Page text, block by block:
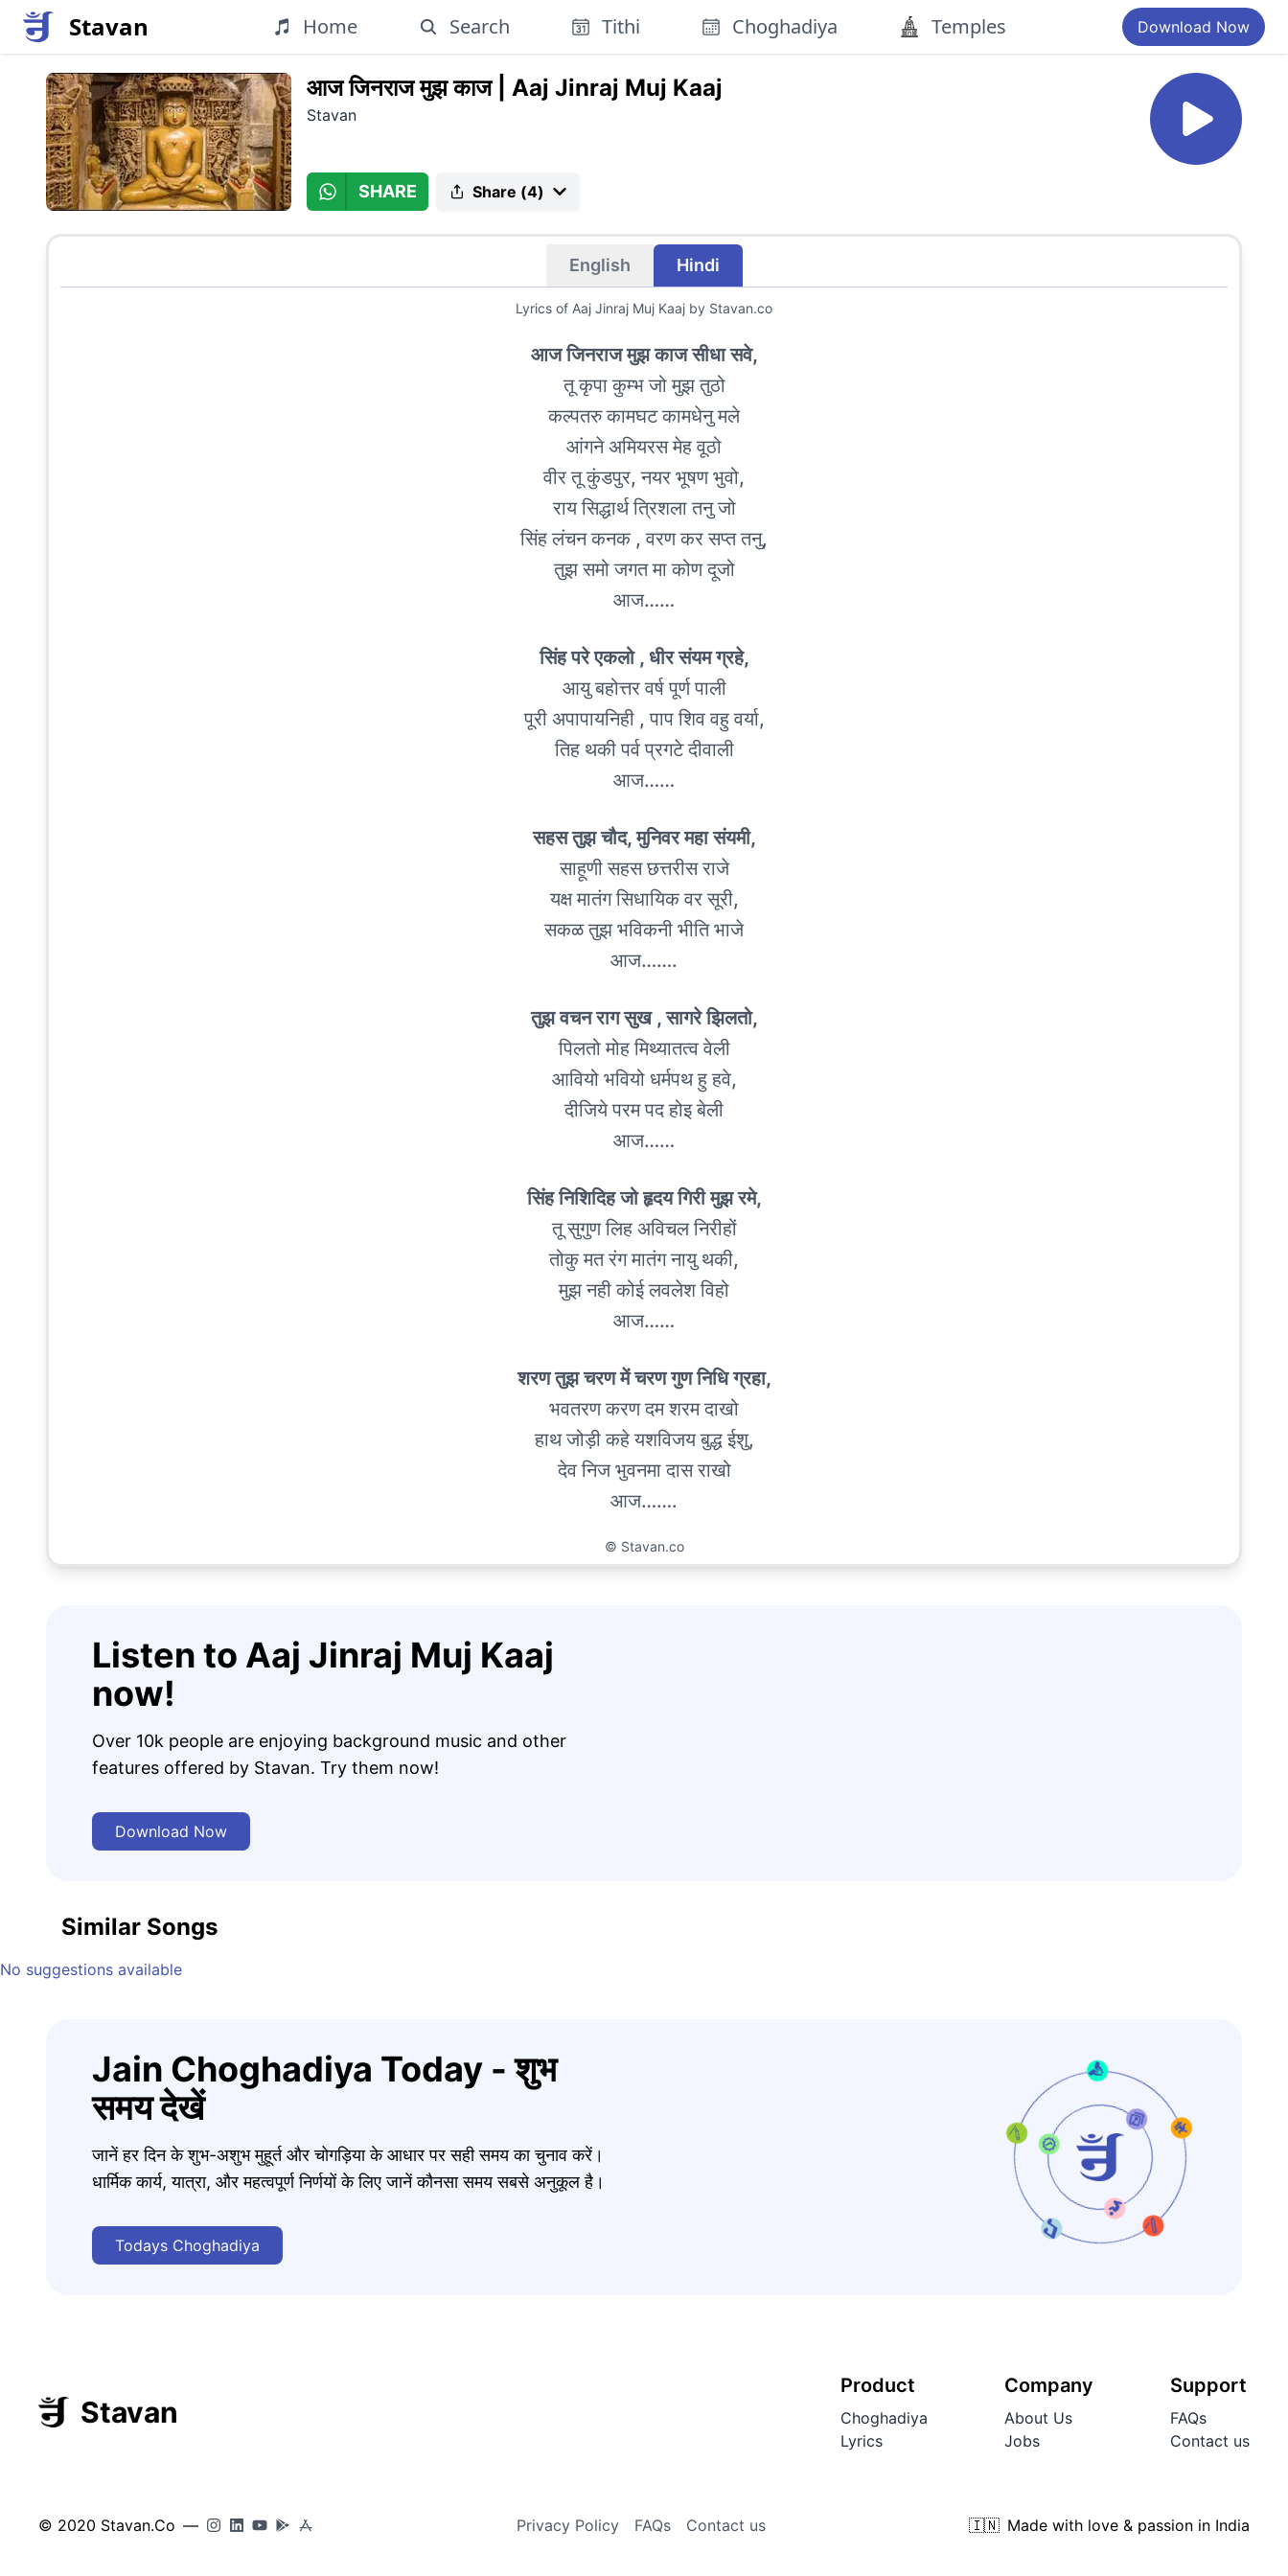
Stavan Home Search Tithi Choghadiya Temples Download Now
आज जिनराज मुझ काज| Aaj Jinraj Muj Kaaj
Stavan
SHARE Share (4)
English Hindi
Lyrics of Aaj Jinraj Muj Kaaj by Stavan.co
आज जिनराज मुझ काज सीधा सवे,
तू कृपा कुम्भ जो मुझ तुठो
कल्पतरु कामघट कामधेनु मले
आंगने अमियरस मेह वूठो
वीर तू कुंडपुर, नयर भूषण भुवो,
राय सिद्धार्थ त्रिशला तनु जो
सिंह लंचन कनक , वरण कर सप्त तनु,
तुझ समो जगत मा कोण दूजो
आज……
सिंह परे एकलो , धीर संयम ग्रहे,
आयु बहोत्तर वर्ष पूर्ण पाली
पूरी अपापायनिही , पाप शिव वहु वर्या,
तिह थकी पर्व प्रगटे दीवाली
आज……
सहस तुझ चौद, मुनिवर महा संयमी,
साहूणी सहस छत्तरीस राजे
यक्ष मातंग सिधायिक वर सूरी,
सकळ तुझ भविकनी भीति भाजे
आज…….
तुझ वचन राग सुख , सागरे झिलतो,
पिलतो मोह मिथ्यातत्व वेली
आवियो भवियो धर्मपथ हु हवे,
दीजिये परम पद होइ बेली
आज……
सिंह निशिदिह जो हृदय गिरी मुझ रमे,
तू सुगुण लिह अविचल निरीहों
तोकु मत रंग मातंग नायु थकी,
मुझ नही कोई लवलेश विहो
आज……
शरण तुझ चरण में चरण गुण निधि ग्रहा,
भवतरण करण दम शरम दाखो
हाथ जोड़ी कहे यशविजय बुद्ध ईशु,
देव निज भुवनमा दास राखो
आज…….
© Stavan.co
Listen to Aaj Jinraj Muj Kaaj
now!
Over 10k people are enjoying background music and other
features offered by Stavan. Try them now!
Download Now
Similar Songs
No suggestions available
Jain Choghadiya Today - शुभ
समय देखें
जानें हर दिन के शुभ-अशुभ मुहूर्त और चोगड़िया के आधार पर सही समय का चुनाव करें।
धार्मिक कार्य, यात्रा, और महत्वपूर्ण निर्णयों के लिए जानें कौनसा समय सबसे अनुकूल है।
Todays Choghadiya
Stavan
Product
Choghadiya
Lyrics
Company
About Us
Jobs
Support
FAQs
Contact us
© 2020 Stavan.Co — Privacy Policy FAQs Contact us 🇮🇳 Made with love & passion in India